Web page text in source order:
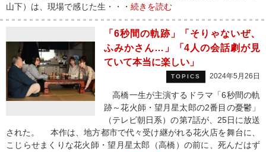
山下）は、現場で感じた生・・・ 続きを読む
「6秒間の軌跡」「そりゃないぜ、
ふみかさん…」「4人の会話劇が見
ていて本当に楽しい」
TOPICS 2024年5月26日
高橋一生が主演するドラマ「6秒間の軌
跡～花火師・望月星太郎の2番目の憂鬱」
（テレビ朝日系）の第7話が、25日に放送
された。 本作は、地方都市で代々受け継がれる花火店を舞台に、
こじらせまくりな花火師・望月星太郎（高橋）の前に、死んだはず